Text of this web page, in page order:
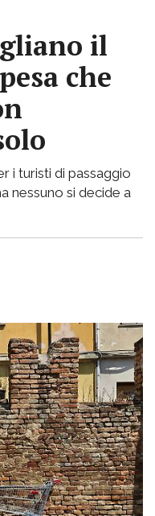
il
che
i turisti di passaggio
nessuno si decide a